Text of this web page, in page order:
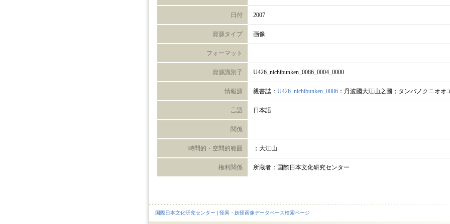
日付 2007
資源タイプ 画像
フォーマット
資源識別子 U426_nichibunken_0086_0004_0000
情報源 親書誌： U426_nichibunken_0086 ：丹波國大江山之圖；タンバノクニオオ
言語 日本語
関係
時間的・空間的範囲 ；大江山
権利関係 所蔵者：国際日本文化研究センター
国際日本文化研究センター | 怪異・妖怪画像データベース検索ページ